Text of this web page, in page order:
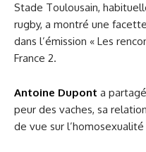
Stade Toulousain,
rugby, a montré une
dans l’émission « Les
France 2.
Antoine Dupont a
peur des vaches, sa
de vue sur